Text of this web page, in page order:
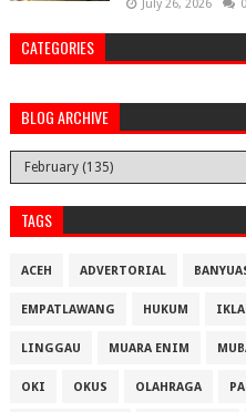
July 26, 2026 0
CATEGORIES
BLOG ARCHIVE
TAGS
ACEH ADVERTORIAL
EMPATLAWANG HUKUM
LINGGAU MUARA ENIM
OKI OKUS OLAHRAGA